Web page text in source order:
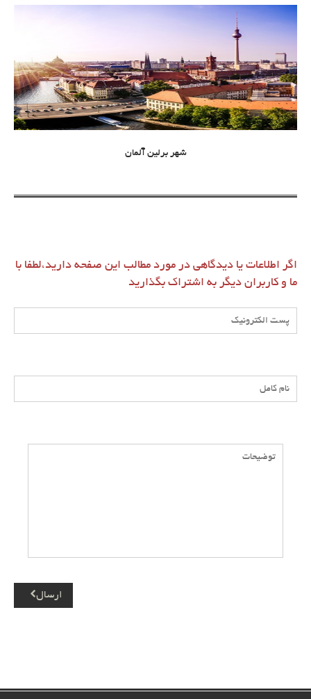
شهر برلین آلمان
اگر اطلاعات یا دیدگاهی در مورد مطالب این صفحه دارید،لطفا با
ما و کاربران دیگر به اشتراک بگذارید
ارسال